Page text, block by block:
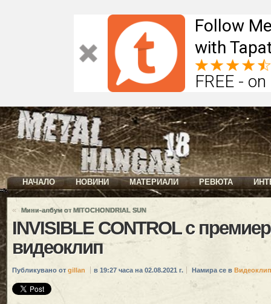
Follow
with
FREE -
НАЧАЛО НОВИНИ МАТЕРИАЛИ РЕВЮТА
« Мини-албум от MITOCHONDRIAL SUN
INVISIBLE CONTROL с
видеоклип
Публикувано от gillan в 19:27 часа на 02.08.2021 г. Намира се в